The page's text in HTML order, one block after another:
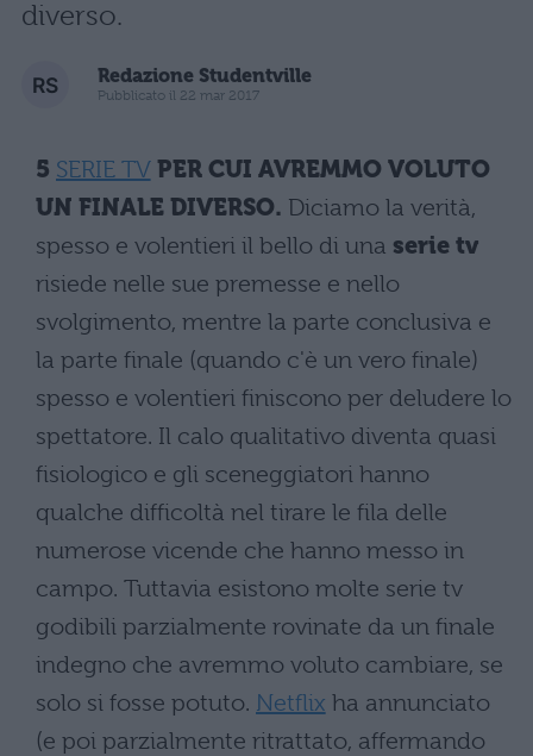
diverso.
Redazione Studentville
Pubblicato il 22 mar 2017
5 SERIE TVPER CUI AVREMMO VOLUTO
UN FINALE DIVERSO. Diciamo la verità,
spesso e volentieri il bello di una serie tv
risiede nelle sue premesse e nello
svolgimento, mentre la parte conclusiva e
la parte finale (quando c'è un vero finale)
spesso e volentieri finiscono per deludere lo
spettatore. Il calo qualitativo diventa quasi
fisiologico e gli sceneggiatori hanno
qualche difficoltà nel tirare le fila delle
numerose vicende che hanno messo in
campo. Tuttavia esistono molte serie tv
godibili parzialmente rovinate da un finale
indegno che avremmo voluto cambiare, se
solo si fosse potuto. Netflix ha annunciato
(e poi parzialmente ritrattato, affermando